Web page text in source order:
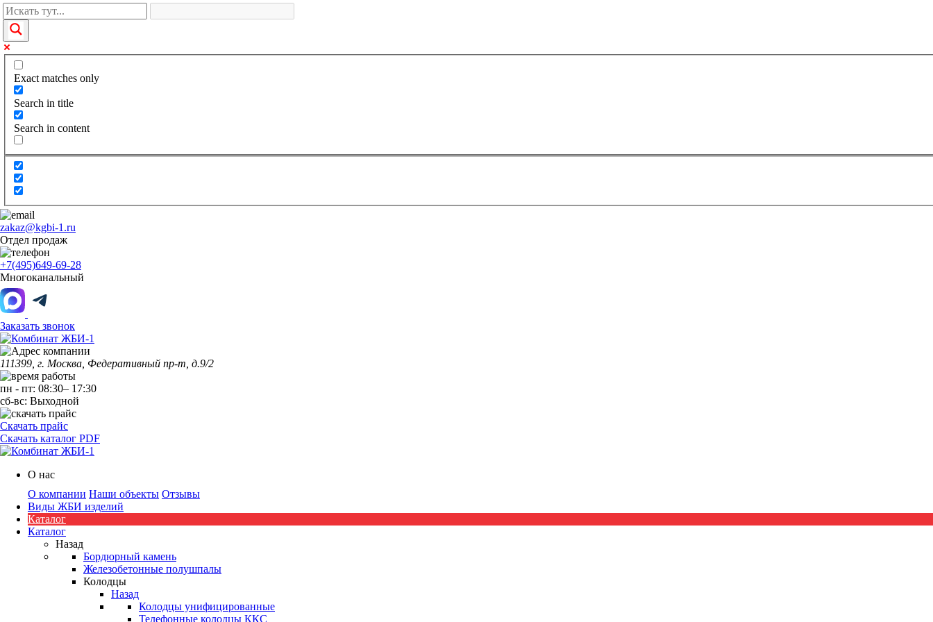
Exact matches only
Search in title
Search in content
zakaz@kgbi-1.ru
Отдел продаж
+7(495)649-69-28
Многоканальный
Заказать звонок
111399, г. Москва, Федеративный пр-т, д.9/2
пн - пт: 08:30– 17:30
сб-вс: Выходной
Скачать прайс
Скачать каталог PDF
О нас
О компании Наши объекты Отзывы
Виды ЖБИ изделий
Каталог
Каталог
Назад
Бордюрный камень
Железобетонные полушпалы
Колодцы
Назад
Колодцы унифицированные
Телефонные колодцы ККС